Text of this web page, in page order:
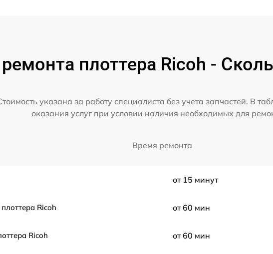
плоттера Ricoh -
указана за работу специалиста без учета запчастей. В
оказания услуг при условии наличия необходимых для
Время ремонта
от 15 минут
Ricoh от 60 мин
Ricoh от 60 мин